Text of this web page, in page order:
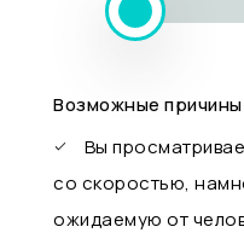
Возможные
Вы
со скоростью,
ожидаемую от